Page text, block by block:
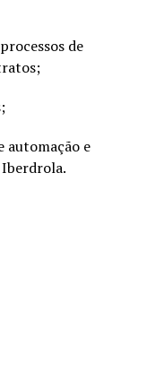
de
automação e